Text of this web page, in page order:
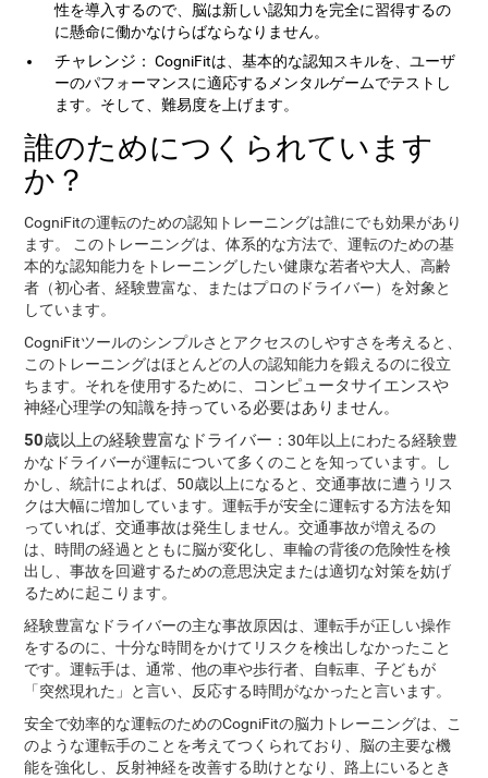
性を導入するので、脳は新しい認知力を完全に習得するの
に懸命に働かなけらばならなりません。
チャレンジ ： CogniFitは、基本的な認知スキルを、ユーザ
ーのパフォーマンスに適応するメンタルゲームでテストし
ます。そして、難易度を上げます。
誰のためにつくられています
か？
CogniFitの運転のための認知トレーニングは誰にでも効果があり
ます。 このトレーニングは、体系的な方法で、運転のための基
本的な認知能力をトレーニングしたい健康な若者や大人、高齢
者（初心者、経験豊富な、またはプロのドライバー）を対象と
しています。
CogniFitツールのシンプルさとアクセスのしやすさを考えると、
このトレーニングはほとんどの人の認知能力を鍛えるのに役立
ちます。それを使用するために、 コンピュータサイエンスや
神経心理学の知識を持っている必要はありません。
50歳以上の経験豊富なドライバー ：30年以上にわたる経験豊
かなドライバーが運転について多くのことを知っています。し
かし、統計によれば、50歳以上になると、交通事故に遭うリス
クは大幅に増加しています。運転手が安全に運転する方法を知
っていれば、交通事故は発生しません。交通事故が増えるの
は、時間の経過とともに脳が変化し、車輪の背後の危険性を検
出し、事故を回避するための意思決定または適切な対策を妨げ
るために起こります。
経験豊富なドライバーの主な事故原因は、運転手が正しい操作
をするのに、十分な時間をかけてリスクを検出しなかったこと
です。運転手は、通常、他の車や歩行者、自転車、子どもが
「突然現れた」と言い、反応する時間がなかったと言います。
安全で効率的な運転のためのCogniFitの脳力トレーニングは、こ
のような運転手のことを考えてつくられており、脳の主要な機
能を強化し、反射神経を改善する助けとなり、路上にいるとき